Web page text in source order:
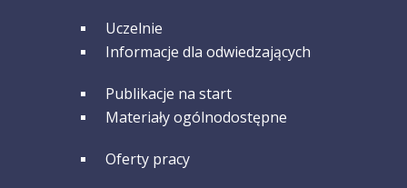
GRUPA 3Uczelnie
Informacje dla odwiedzających
GRUPA 4Publikacje na start
Materiały ogólnodostępne
GRUPA 5Oferty pracy